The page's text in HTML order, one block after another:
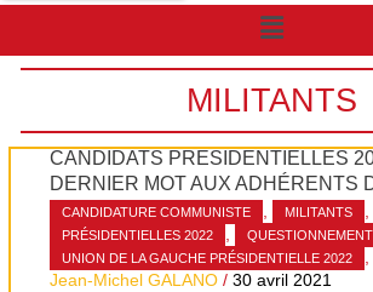
Menu
MILITANTS
CANDIDATS PRÉSIDENTIELLES
DERNIER MOT AUX ADHÉRENTS
CANDIDATURE COMMUNISTE , MILITANTS ,
PRÉSIDENTIELLES 2022 ,
UNION DE LA GAUCHE PRÉSIDENTIELLE 2022 ,
Jean-Michel GALANO /30 avril 2021